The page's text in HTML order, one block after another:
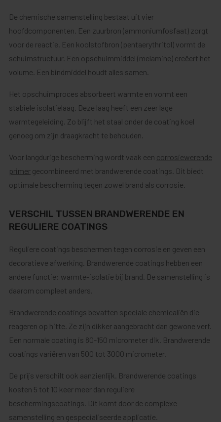
De chemische samenstelling bestaat uit vier
hoofdcomponenten. Een zuurbron (ammoniumfosfaat) zorgt
voor de reactie. Een koolstofbron (pentaerythritol) vormt de
schuimstructuur. Een opschuimmiddel (melamine) creëert het
volume. Een bindmiddel houdt alles samen.
Het opschuimproces absorbeert warmte en vormt een
stabiele isolatielaag. Deze laag heeft een zeer lage
warmtegeleiding. Zo blijft het staal onder de coating koel
genoeg om zijn draagkracht te behouden.
Voor langdurige bescherming wordt vaak een corrosiewerende
primer gecombineerd met brandwerende coatings. Dit biedt
optimale bescherming tegen zowel brand als corrosie.
VERSCHIL TUSSEN BRANDWERENDE EN
REGULIERE COATINGS
Reguliere coatings beschermen tegen corrosie en geven een
decoratieve afwerking. Brandwerende coatings hebben een
andere functie: warmte-isolatie bij brand. De samenstelling is
daarom compleet anders.
Brandwerende coatings bevatten speciale chemicaliën die
reageren op hitte. Ze zijn dikker aangebracht dan gewone verf.
Een normale coating is 80-150 micrometer dik. Brandwerende
coatings variëren van 500 tot 3000 micrometer.
De prijs verschilt ook aanzienlijk. Brandwerende coatings
kosten 5 tot 10 keer meer dan reguliere
beschermingscoatings. Dit komt door de complexe
samenstelling en gespecialiseerde applicatie.